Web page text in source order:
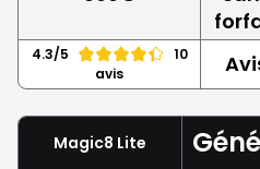
4.3/5
10
avis
Magic8 Lite